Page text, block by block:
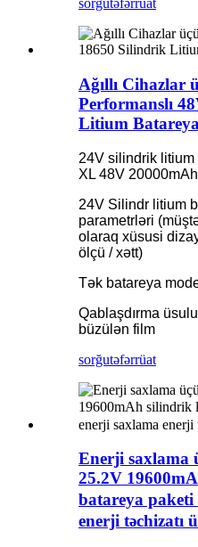
sorğutəfərrüat
Ağıllı Cihazlar
Performanslı
Litium
24V silindrik
XL 48V 20000mAh
24V Silindr litium
parametrləri
olaraq xüsusi
ölçü / xətt)
Tək batareya
Qablaşdırma
büzülən film
sorğutəfərrüat
Enerji saxlama
25.2V
batareya
enerji təchizatı